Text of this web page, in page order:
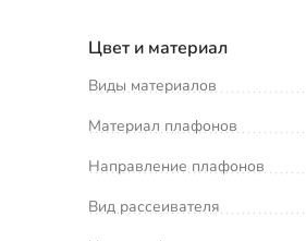
Цвет и материал
Виды материалов
Материал плафонов
Направление плафонов
Вид рассеивателя